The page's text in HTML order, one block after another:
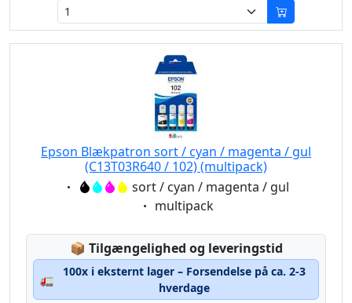
Epson Blækpatron sort / cyan / magenta / gul
(C13T03R640 / 102) (multipack)
Eigenschaft:sort / cyan / magenta / gul
Eigenschaft:
multipack
📦 Lagerstatus:
Tilgængelighed og leveringstid
🚛
100x i eksternt lager – Forsendelse på ca. 2-3
hverdage